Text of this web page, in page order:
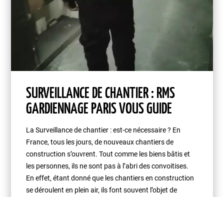
SURVEILLANCE DE CHANTIER : RMS
GARDIENNAGE PARIS VOUS GUIDE
La Surveillance de chantier : est-ce nécessaire ? En
France, tous les jours, de nouveaux chantiers de
construction s’ouvrent. Tout comme les biens bâtis et
les personnes, ils ne sont pas à l’abri des convoitises.
En effet, étant donné que les chantiers en construction
se déroulent en plein air, ils font souvent l’objet de